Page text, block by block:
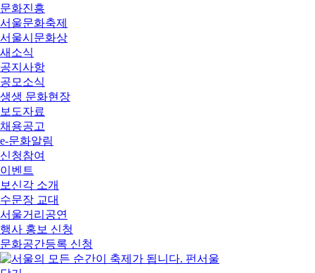
문화진흥
서울문화축제
서울시문화상
새소식
공지사항
공모소식
생생 문화현장
보도자료
채용공고
e-문화알림
신청참여
이벤트
보신각 소개
수문장 교대
서울거리공연
행사 홍보 신청
문화공간등록 신청